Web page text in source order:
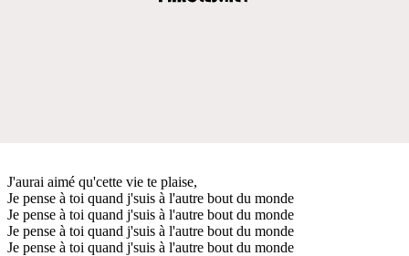
J'aurai aimé qu'cette vie te plaise,
Je pense à toi quand j'suis à l'autre bout du monde
Je pense à toi quand j'suis à l'autre bout du monde
Je pense à toi quand j'suis à l'autre bout du monde
Je pense à toi quand j'suis à l'autre bout du monde